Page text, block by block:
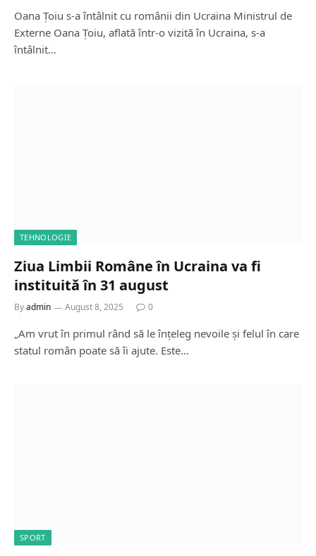
Oana Țoiu s-a întâlnit cu românii din Ucraina Ministrul de
Externe Oana Țoiu, aflată într-o vizită în Ucraina, s-a
întâlnit…
TEHNOLOGIE
Ziua Limbii Române în Ucraina va fi
instituită în 31 august
Byadmin August 8, 2025 0
„Am vrut în primul rând să le înțeleg nevoile și felul în care
statul român poate să îi ajute. Este…
SPORT